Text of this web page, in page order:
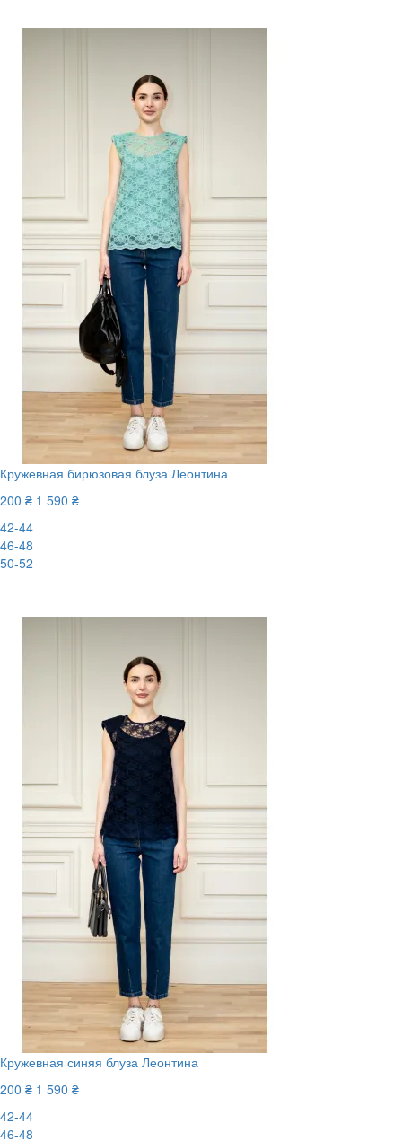
Кружевная бирюзовая блуза Леонтина
200 ₴ 1 590 ₴
42-44
46-48
50-52
Кружевная синяя блуза Леонтина
200 ₴ 1 590 ₴
42-44
46-48